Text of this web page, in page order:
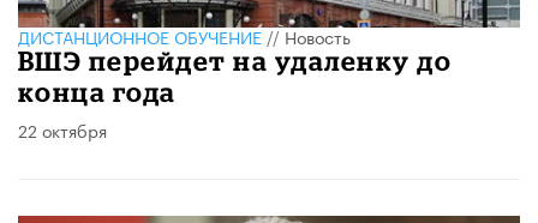
ДИСТАНЦИОННОЕ ОБУЧЕНИЕ//Новость
ВШЭ перейдет на удаленку до
конца года
22 октября